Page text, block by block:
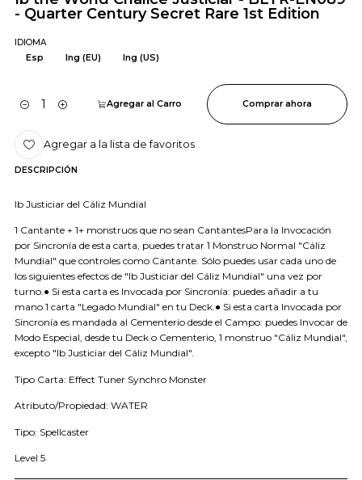
- Quarter Century Secret Rare 1st Edition
IDIOMA
Esp
Ing (EU) Ing (US)
Cantidad
Agregar al Carro Comprar ahora
Agregar a la lista de favoritos
DESCRIPCIÓN
Ib Justiciar del Cáliz Mundial
1 Cantante + 1+ monstruos que no sean CantantesPara la Invocación
por Sincronía de esta carta, puedes tratar 1 Monstruo Normal "Cáliz
Mundial" que controles como Cantante. Sólo puedes usar cada uno de
los siguientes efectos de "Ib Justiciar del Cáliz Mundial" una vez por
turno.● Si esta carta es Invocada por Sincronía: puedes añadir a tu
mano 1 carta "Legado Mundial" en tu Deck.● Si esta carta Invocada por
Sincronía es mandada al Cementerio desde el Campo: puedes Invocar de
Modo Especial, desde tu Deck o Cementerio, 1 monstruo "Cáliz Mundial",
excepto "Ib Justiciar del Cáliz Mundial".
Tipo Carta: Effect Tuner Synchro Monster
Atributo/Propiedad: WATER
Tipo: Spellcaster
Level 5